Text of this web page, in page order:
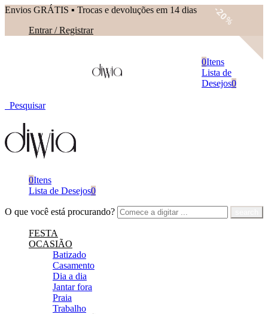
Envios GRÁTIS ▪︎ Trocas e devoluções em 14 dias
Entrar / Registrar
0Itens
Lista de
Desejos0
Pesquisar
0Itens
Lista de Desejos0
O que você está procurando?
FESTA
OCASIÃO
Batizado
Casamento
Dia a dia
Jantar fora
Praia
Trabalho
%
20